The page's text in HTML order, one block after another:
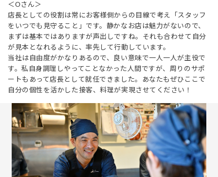
＜Oさん＞
店長としての役割は常にお客様側からの目線で考え「スタッフ
をいつでも見守ること」です。静かなお店は魅力がないので、
まずは基本ではありますが声出しですね。それも合わせて自分
が見本となれるように、率先して行動しています。
当社は自由度がかなりあるので、良い意味で一人一人が主役で
す。私自身調理しやってことなかった人間ですが、周りのサポ
ートもあって店長として就任できました。あなたもぜひここで
自分の個性を活かした接客、料理が実現させてください！